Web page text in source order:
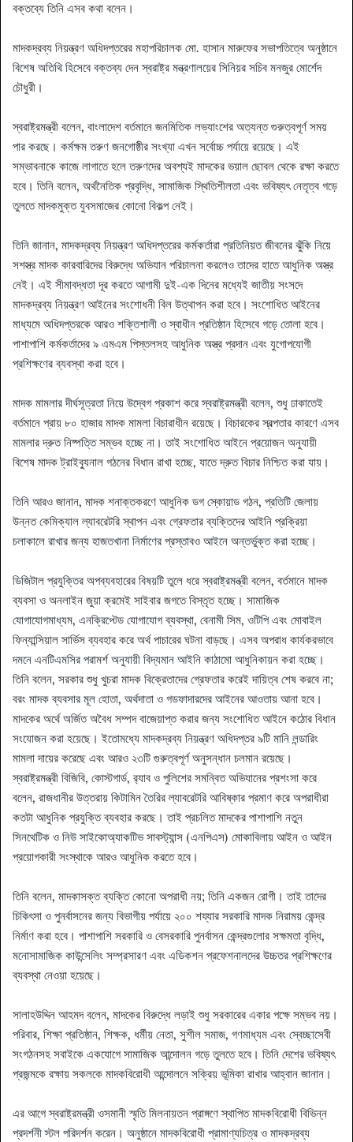
বক্তব্যে তিনি এসব কথা বলেন।
মাদকদ্রব্য নিয়ন্ত্রণ অধিদপ্তরের মহাপরিচালক মো. হাসান মারুফের সভাপতিত্বে অনুষ্ঠানে
বিশেষ অতিথি হিসেবে বক্তব্য দেন স্বরাষ্ট্র মন্ত্রণালয়ের সিনিয়র সচিব মনজুর মোর্শেদ
চৌধুরী।
স্বরাষ্ট্রমন্ত্রী বলেন, বাংলাদেশ বর্তমানে জনমিতিক লভ্যাংশের অত্যন্ত গুরুত্বপূর্ণ সময়
পার করছে। কর্মক্ষম তরুণ জনগোষ্ঠীর সংখ্যা এখন সর্বোচ্চ পর্যায়ে রয়েছে। এই
সম্ভাবনাকে কাজে লাগাতে হলে তরুণদের অবশ্যই মাদকের ভয়াল ছোবল থেকে রক্ষা করতে
হবে। তিনি বলেন, অর্থনৈতিক প্রবৃদ্ধি, সামাজিক স্থিতিশীলতা এবং ভবিষ্যৎ নেতৃত্ব গড়ে
তুলতে মাদকমুক্ত যুবসমাজের কোনো বিকল্প নেই।
তিনি জানান, মাদকদ্রব্য নিয়ন্ত্রণ অধিদপ্তরের কর্মকর্তারা প্রতিনিয়ত জীবনের ঝুঁকি নিয়ে
সশস্ত্র মাদক কারবারিদের বিরুদ্ধে অভিযান পরিচালনা করলেও তাদের হাতে আধুনিক অস্ত্র
নেই। এই সীমাবদ্ধতা দূর করতে আগামী দুই-এক দিনের মধ্যেই জাতীয় সংসদে
মাদকদ্রব্য নিয়ন্ত্রণ আইনের সংশোধনী বিল উত্থাপন করা হবে। সংশোধিত আইনের
মাধ্যমে অধিদপ্তরকে আরও শক্তিশালী ও স্বাধীন প্রতিষ্ঠান হিসেবে গড়ে তোলা হবে।
পাশাপাশি কর্মকর্তাদের ৯ এমএম পিস্তলসহ আধুনিক অস্ত্র প্রদান এবং যুগোপযোগী
প্রশিক্ষণের ব্যবস্থা করা হবে।
মাদক মামলার দীর্ঘসূত্রতা নিয়ে উদ্বেগ প্রকাশ করে স্বরাষ্ট্রমন্ত্রী বলেন, শুধু ঢাকাতেই
বর্তমানে প্রায় ৮০ হাজার মাদক মামলা বিচারাধীন রয়েছে। বিচারকের স্বল্পতার কারণে এসব
মামলার দ্রুত নিষ্পত্তি সম্ভব হচ্ছে না। তাই সংশোধিত আইনে প্রয়োজন অনুযায়ী
বিশেষ মাদক ট্রাইব্যুনাল গঠনের বিধান রাখা হচ্ছে, যাতে দ্রুত বিচার নিশ্চিত করা যায়।
তিনি আরও জানান, মাদক শনাক্তকরণে আধুনিক ডগ স্কোয়াড গঠন, প্রতিটি জেলায়
উন্নত কেমিক্যাল ল্যাবরেটরি স্থাপন এবং গ্রেফতার ব্যক্তিদের আইনি প্রক্রিয়া
চলাকালে রাখার জন্য হাজতখানা নির্মাণের প্রস্তাবও আইনে অন্তর্ভুক্ত করা হচ্ছে।
ডিজিটাল প্রযুক্তির অপব্যবহারের বিষয়টি তুলে ধরে স্বরাষ্ট্রমন্ত্রী বলেন, বর্তমানে মাদক
ব্যবসা ও অনলাইন জুয়া ক্রমেই সাইবার জগতে বিস্তৃত হচ্ছে। সামাজিক
যোগাযোগমাধ্যম, এনক্রিপ্টেড যোগাযোগ ব্যবস্থা, বেনামী সিম, ওটিপি এবং মোবাইল
ফিন্যান্সিয়াল সার্ভিস ব্যবহার করে অর্থ পাচারের ঘটনা বাড়ছে। এসব অপরাধ কার্যকরভাবে
দমনে এনটিএমসির পরামর্শ অনুযায়ী বিদ্যমান আইনি কাঠামো আধুনিকায়ন করা হচ্ছে।
তিনি বলেন, সরকার শুধু খুচরা মাদক বিক্রেতাদের গ্রেফতার করেই দায়িত্ব শেষ করবে না;
বরং মাদক ব্যবসার মূল হোতা, অর্থদাতা ও গডফাদারদের আইনের আওতায় আনা হবে।
মাদকের অর্থে অর্জিত অবৈধ সম্পদ বাজেয়াপ্ত করার জন্য সংশোধিত আইনে কঠোর বিধান
সংযোজন করা হয়েছে। ইতোমধ্যে মাদকদ্রব্য নিয়ন্ত্রণ অধিদপ্তর ৯টি মানি লন্ডারিং
মামলা দায়ের করেছে এবং আরও ২৩টি গুরুত্বপূর্ণ অনুসন্ধান চলমান রয়েছে।
স্বরাষ্ট্রমন্ত্রী বিজিবি, কোস্টগার্ড, র‍্যাব ও পুলিশের সমন্বিত অভিযানের প্রশংসা করে
বলেন, রাজধানীর উত্তরায় কিটামিন তৈরির ল্যাবরেটরি আবিষ্কার প্রমাণ করে অপরাধীরা
কতটা আধুনিক প্রযুক্তি ব্যবহার করছে। তাই প্রচলিত মাদকের পাশাপাশি নতুন
সিনথেটিক ও নিউ সাইকোঅ্যাকটিভ সাবস্ট্যান্স (এনপিএস) মোকাবিলায় আইন ও আইন
প্রয়োগকারী সংস্থাকে আরও আধুনিক করতে হবে।
তিনি বলেন, মাদকাসক্ত ব্যক্তি কোনো অপরাধী নয়; তিনি একজন রোগী। তাই তাদের
চিকিৎসা ও পুনর্বাসনের জন্য বিভাগীয় পর্যায়ে ২০০ শয্যার সরকারি মাদক নিরাময় কেন্দ্র
নির্মাণ করা হবে। পাশাপাশি সরকারি ও বেসরকারি পুনর্বাসন কেন্দ্রগুলোর সক্ষমতা বৃদ্ধি,
মনোসামাজিক কাউন্সেলিং সম্প্রসারণ এবং এডিকশন প্রফেশনালদের উচ্চতর প্রশিক্ষণের
ব্যবস্থা নেওয়া হয়েছে।
সালাহউদ্দিন আহমদ বলেন, মাদকের বিরুদ্ধে লড়াই শুধু সরকারের একার পক্ষে সম্ভব নয়।
পরিবার, শিক্ষা প্রতিষ্ঠান, শিক্ষক, ধর্মীয় নেতা, সুশীল সমাজ, গণমাধ্যম এবং স্বেচ্ছাসেবী
সংগঠনসহ সবাইকে একযোগে সামাজিক আন্দোলন গড়ে তুলতে হবে। তিনি দেশের ভবিষ্যৎ
প্রজন্মকে রক্ষায় সকলকে মাদকবিরোধী আন্দোলনে সক্রিয় ভূমিকা রাখার আহ্বান জানান।
এর আগে স্বরাষ্ট্রমন্ত্রী ওসমানী স্মৃতি মিলনায়তন প্রাঙ্গণে স্থাপিত মাদকবিরোধী বিভিন্ন
প্রদর্শনী স্টল পরিদর্শন করেন। অনুষ্ঠানে মাদকবিরোধী প্রামাণ্যচিত্র ও মাদকদ্রব্য